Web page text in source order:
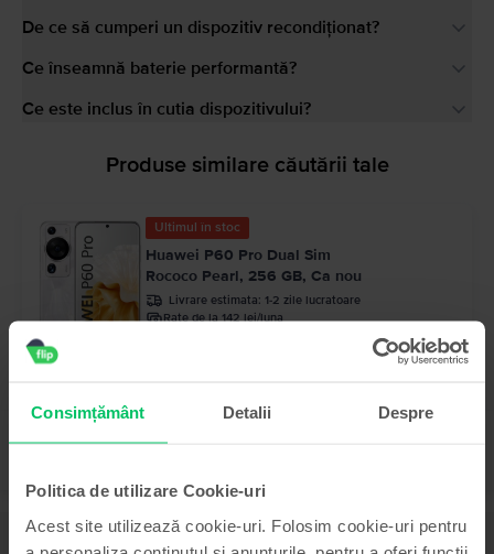
Consimțământ Detalii Despre
Politica de utilizare Cookie-uri
Acest site utilizează cookie-uri. Folosim cookie-uri pentru
De ce să cumperi un dispozitiv recondiționat?
Ce înseamnă baterie performantă?
Ce este inclus în cutia dispozitivului?
Produse similare căutării tale
Ultimul în stoc
Huawei P60 Pro Dual Sim
Rococo Pearl, 256 GB, Ca nou
Livrare estimata: 1-2 zile lucratoare
Rate de la 142 lei/luna